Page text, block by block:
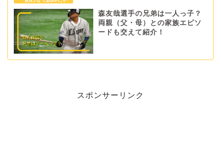
森友哉選手の兄弟は一人っ子？
両親（父・母）との家族エピソ
ードも交えて紹介！
スポンサーリンク